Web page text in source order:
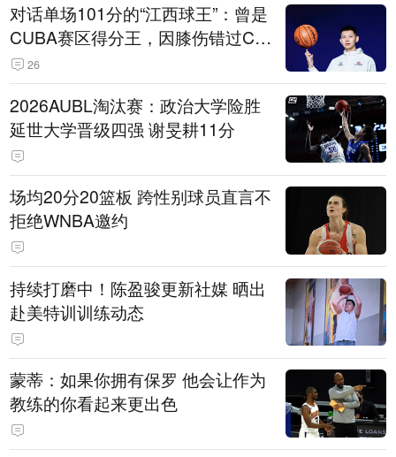
对话单场101分的“江西球王”：曾是
CUBA赛区得分王，因膝伤错过CB
A选秀
26
2026AUBL淘汰赛：政治大学险胜
延世大学晋级四强 谢旻耕11分
场均20分20篮板 跨性别球员直言不
拒绝WNBA邀约
持续打磨中！陈盈骏更新社媒 晒出
赴美特训训练动态
蒙蒂：如果你拥有保罗 他会让作为
教练的你看起来更出色